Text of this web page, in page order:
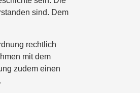
sind. Dem
rechtlich
mit dem
zudem einen